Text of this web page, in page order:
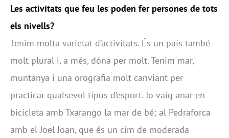
Les activitats que feu les poden fer persones de tots
els nivells?
Tenim molta varietat d’activitats. És un país també
molt plural i, a més, dóna per molt. Tenim mar,
muntanya i una orografia molt canviant per
practicar qualsevol tipus d’esport. Jo vaig anar en
bicicleta amb Txarango la mar de bé; al Pedraforca
amb el Joel Joan, que és un cim de moderada